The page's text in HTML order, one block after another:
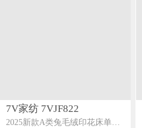
7V家纺 7VJF822
2025新款A类兔毛绒印花床单四件套夹棉床盖床笠四件套全工艺牛奶绒远峰翠影